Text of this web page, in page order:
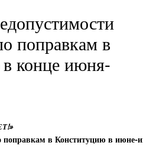
поправкам в
конце июня-
поправкам в Конституцию в июне-